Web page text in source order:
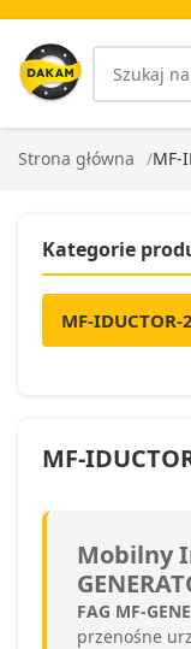
Strona główna MF-
Kategorie
MF-
MF-
Mobilny
FAG MF-
przenośne